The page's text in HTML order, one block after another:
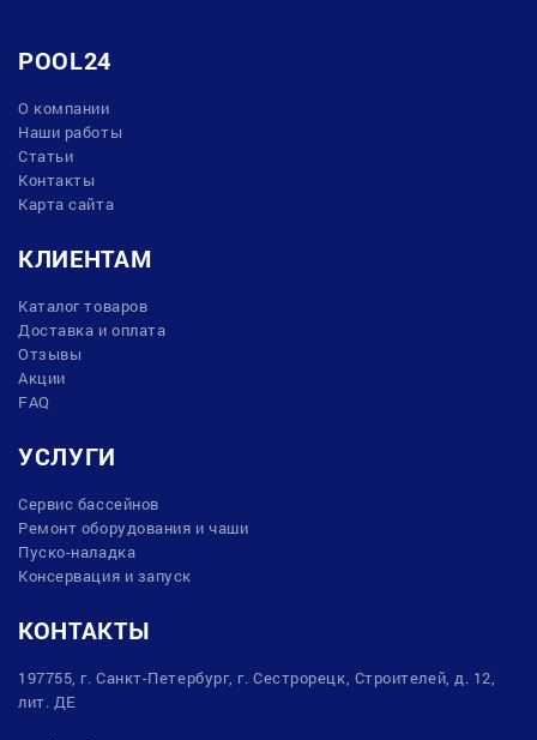
POOL24
О компании
Наши работы
Статьи
Контакты
Карта сайта
КЛИЕНТАМ
Каталог товаров
Доставка и оплата
Отзывы
Акции
FAQ
УСЛУГИ
Сервис бассейнов
Ремонт оборудования и чаши
Пуско-наладка
Консервация и запуск
КОНТАКТЫ
197755, г. Санкт-Петербург, г. Сестрорецк, Строителей, д. 12,
лит. ДЕ